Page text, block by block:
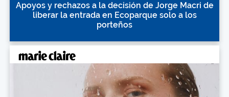
Apoyos y rechazos a la decisión de Jorge Macri de
liberar la entrada en Ecoparque solo a los
porteños